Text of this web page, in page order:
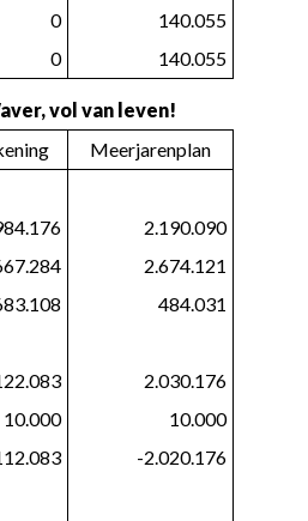
0
140.055
0 140.055
vol van leven!
Meerjarenplan
2.190.090
2.674.121
484.031
2.030.176
10.000
10.000
-2.020.176